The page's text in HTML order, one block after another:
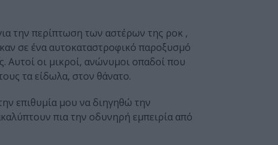
την περίπτωση των αστέρων της ροκ ,
σε ένα αυτοκαταστροφικό παροξυσμό
Αυτοί οι μικροί, ανώνυμοι οπαδοί που
τα είδωλα, στον θάνατο.
επιθυμία μου να διηγηθώ την
πια την οδυνηρή εμπειρία από